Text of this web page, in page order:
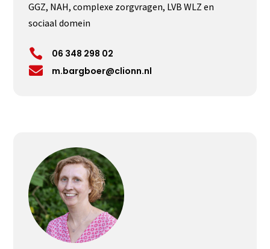
GGZ, NAH, complexe zorgvragen, LVB WLZ en
sociaal domein
 06 348 298 02
 m.bargboer@clionn.nl